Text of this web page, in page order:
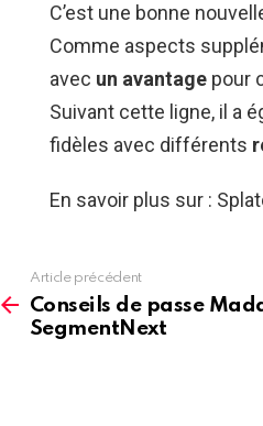
C’est une bonne
Comme aspects
avec un avantage pour
Suivant cette ligne, il a
fidèles avec différents
En savoir plus sur :
more
Article précédent
Conseils de passe
SegmentNext